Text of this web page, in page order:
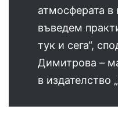
атмосферата в
въведем
тук и сега“,
Димитрова –
в издателство